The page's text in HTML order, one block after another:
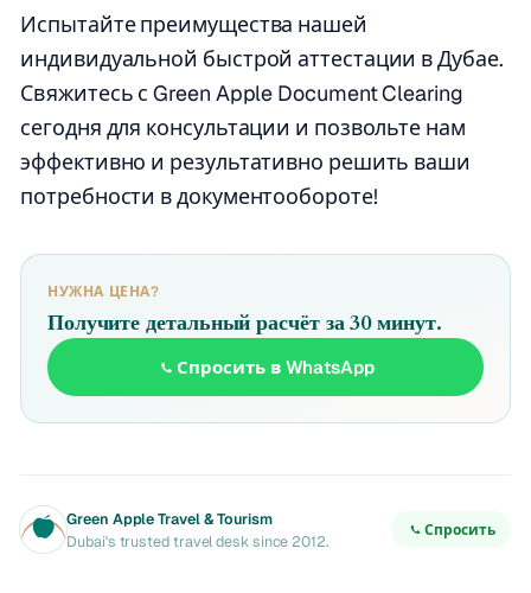
Испытайте преимущества нашей
индивидуальной быстрой аттестации в Дубае.
Свяжитесь с Green Apple Document Clearing
сегодня для консультации и позвольте нам
эффективно и результативно решить ваши
потребности в документообороте!
НУЖНА ЦЕНА?
Получите детальный расчёт за 30 минут.
Спросить в WhatsApp
Green Apple Travel & Tourism
Dubai's trusted travel desk since 2012.
Спросить